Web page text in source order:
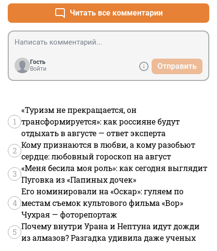
Читать все комментарии
Гость
Войти
Отправить
1
«Туризм не прекращается, он
трансформируется»: как россияне будут
отдыхать в августе — ответ эксперта
2
Кому признаются в любви, а кому разобьют
сердце: любовный гороскоп на август
3
«Меня бесила моя роль»: как сегодня выглядит
Пуговка из «Папиных дочек»
4
Его номинировали на «Оскар»: гуляем по
местам съемок культового фильма «Вор»
Чухрая — фоторепортаж
5
Почему внутри Урана и Нептуна идут дожди
из алмазов? Разгадка удивила даже ученых